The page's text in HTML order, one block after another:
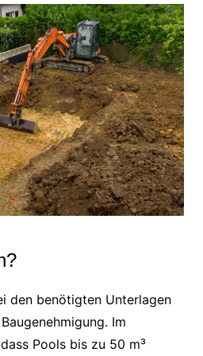
den benötigten Unterlagen
Im
Pools bis zu 50 m³